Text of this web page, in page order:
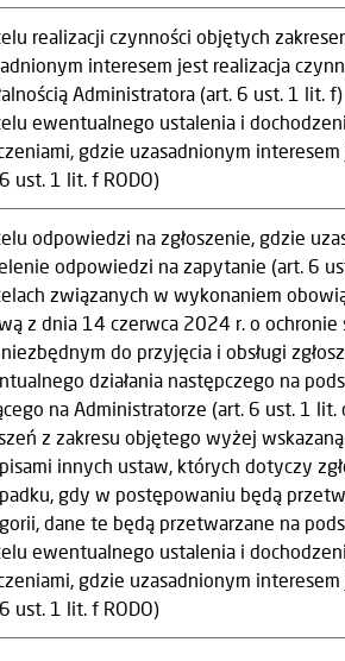
realizacji czynności objętych
interesem jest realizacja
Administratora (art. 6 ust. 1 lit. f)
ewentualnego ustalenia i
gdzie uzasadnionym
ust. 1 lit. f RODO)
odpowiedzi na zgłoszenie, gdzie
odpowiedzi na zapytanie (art. 6
związanych w wykonaniem
z dnia 14 czerwca 2024 r. o
do przyjęcia i obsługi
działania następczego na
na Administratorze (art. 6 ust. 1 lit.
z zakresu objętego wyżej
innych ustaw, których dotyczy
gdy w postępowaniu będą
dane te będą przetwarzane na
ewentualnego ustalenia i
gdzie uzasadnionym
ust. 1 lit. f RODO)